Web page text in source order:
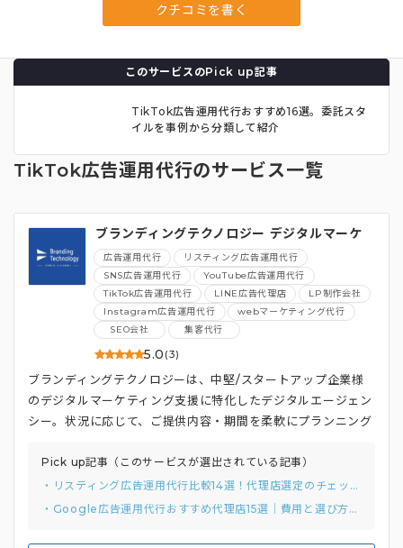
クチコミを書く
このサービスのPick up記事
TikTok広告運用代行おすすめ16選。委託スタ
イルを事例から分類して紹介
TikTok広告運用代行のサービス一覧
ブランディングテクノロジー デジタルマーケ
ティング総合支援
広告運用代行
リスティング広告運用代行
SNS広告運用代行
YouTube広告運用代行
TikTok広告運用代行
LINE広告代理店
LP制作会社
Instagram広告運用代行
webマーケティング代行
SEO会社
集客代行
5.0 (3)
ブランディングテクノロジーは、中堅/スタートアップ企業様
のデジタルマーケティング支援に特化したデジタルエージェン
シー。状況に応じて、ご提供内容・期間を柔軟にプランニング
Pick up記事（このサービスが選出されている記事）
・リスティング広告運用代行比較14選！代理店選定のチェックリストと質問例付き
・Google広告運用代行おすすめ代理店15選｜費用と選び方まで解説